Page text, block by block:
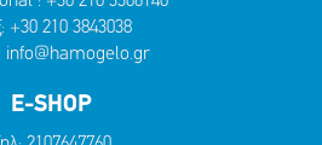
+30 210 3843038
info@hamogelo.gr
E-SHOP